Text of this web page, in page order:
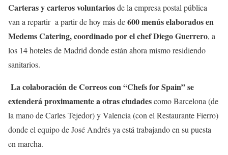
Carteras y carteros voluntariosde la empresa postal pública
van a repartir a partir de hoy más de600 menús elaborados en
Medems Catering, coordinado por el chef Diego Guerrero, a
los 14 hoteles de Madrid donde están ahora mismo residiendo
sanitarios.
La colaboración de Correos con “Chefs for Spain” se
extenderá proximamente a otras ciudadescomo Barcelona (de
la mano de Carles Tejedor) y Valencia (con el Restaurante Fierro)
donde el equipo de José Andrés ya está trabajando en su puesta
en marcha.